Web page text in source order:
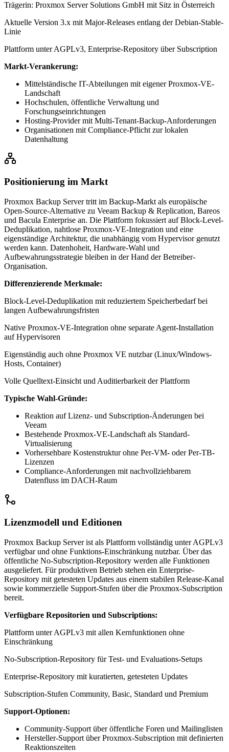
Trägerin: Proxmox Server Solutions GmbH mit Sitz in Österreich
Aktuelle Version 3.x mit Major-Releases entlang der Debian-Stable-
Linie
Plattform unter AGPLv3, Enterprise-Repository über Subscription
Markt-Verankerung:
Mittelständische IT-Abteilungen mit eigener Proxmox-VE-
Landschaft
Hochschulen, öffentliche Verwaltung und
Forschungseinrichtungen
Hosting-Provider mit Multi-Tenant-Backup-Anforderungen
Organisationen mit Compliance-Pflicht zur lokalen
Datenhaltung
Positionierung im Markt
Proxmox Backup Server tritt im Backup-Markt als europäische
Open-Source-Alternative zu Veeam Backup & Replication, Bareos
und Bacula Enterprise an. Die Plattform fokussiert auf Block-Level-
Deduplikation, nahtlose Proxmox-VE-Integration und eine
eigenständige Architektur, die unabhängig vom Hypervisor genutzt
werden kann. Datenhoheit, Hardware-Wahl und
Aufbewahrungsstrategie bleiben in der Hand der Betreiber-
Organisation.
Differenzierende Merkmale:
Block-Level-Deduplikation mit reduziertem Speicherbedarf bei
langen Aufbewahrungsfristen
Native Proxmox-VE-Integration ohne separate Agent-Installation
auf Hypervisoren
Eigenständig auch ohne Proxmox VE nutzbar (Linux/Windows-
Hosts, Container)
Volle Quelltext-Einsicht und Auditierbarkeit der Plattform
Typische Wahl-Gründe:
Reaktion auf Lizenz- und Subscription-Änderungen bei
Veeam
Bestehende Proxmox-VE-Landschaft als Standard-
Virtualisierung
Vorhersehbare Kostenstruktur ohne Per-VM- oder Per-TB-
Lizenzen
Compliance-Anforderungen mit nachvollziehbarem
Datenfluss im DACH-Raum
Lizenzmodell und Editionen
Proxmox Backup Server ist als Plattform vollständig unter AGPLv3
verfügbar und ohne Funktions-Einschränkung nutzbar. Über das
öffentliche No-Subscription-Repository werden alle Funktionen
ausgeliefert. Für produktiven Betrieb stehen ein Enterprise-
Repository mit getesteten Updates aus einem stabilen Release-Kanal
sowie kommerzielle Support-Stufen über die Proxmox-Subscription
bereit.
Verfügbare Repositorien und Subscriptions:
Plattform unter AGPLv3 mit allen Kernfunktionen ohne
Einschränkung
No-Subscription-Repository für Test- und Evaluations-Setups
Enterprise-Repository mit kuratierten, getesteten Updates
Subscription-Stufen Community, Basic, Standard und Premium
Support-Optionen:
Community-Support über öffentliche Foren und Mailinglisten
Hersteller-Support über Proxmox-Subscription mit definierten
Reaktionszeiten